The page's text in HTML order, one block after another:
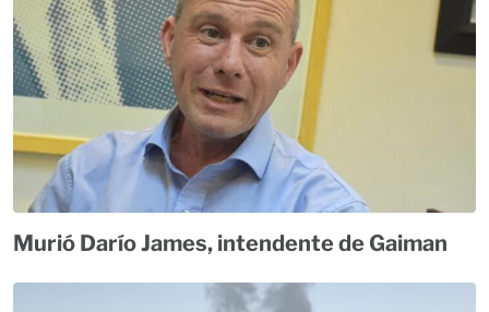
Murió Darío James, intendente de Gaiman